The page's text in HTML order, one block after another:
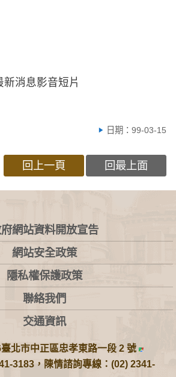
消息影音短片
日期：99-03-15
回上一頁 回最上面
網站資料開放宣告
網站安全政策
隱私權保護政策
聯絡我們
交通資訊
北市中正區忠孝東路一段 2 號
3183，陳情諮詢專線：(02) 2341-